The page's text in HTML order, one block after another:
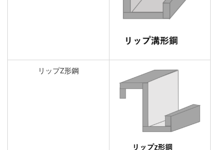
リップZ形鋼